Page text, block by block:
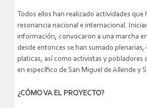
Todos ellos han realizado actividades que
resonancia nacional e internacional.
información, convocaron a una marcha
desde entonces se han sumado
platicas, así como activistas y pobladores
en específico de San Miguel de Allende y
¿CÓMO VA EL PROYECTO?